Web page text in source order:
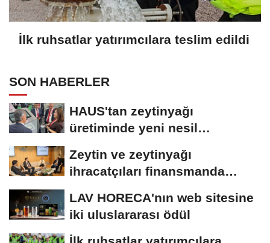
İlk ruhsatlar yatırımcılara teslim edildi
SON HABERLER
HAUS'tan zeytinyağı
üretiminde yeni nesil
Zeytin ve zeytinyağı
ihracatçıları finansmanda
LAV HORECA'nın web sitesine
iki uluslararası ödül